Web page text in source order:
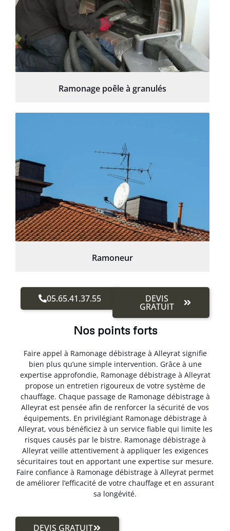
Ramonage poêle à granulés
Ramoneur
05.65.41.37.55 DEVIS
GRATUIT
Nos points forts
Faire appel à Ramonage débistrage à Alleyrat signifie
bien plus qu’une simple intervention. Grâce à une
expertise approfondie, Ramonage débistrage à Alleyrat
propose un entretien rigoureux de votre système de
chauffage. Chaque passage de Ramonage débistrage à
Alleyrat est pensée afin de renforcer la sécurité de vos
équipements. En privilégiant Ramonage débistrage à
Alleyrat, vous bénéficiez à un service fiable qui limite les
risques causés par le bistre. Ramonage débistrage à
Alleyrat veille attentivement à appliquer les exigences
sécuritaires tout en apportant une expertise sur mesure.
Faire confiance à Ramonage débistrage à Alleyrat permet
de améliorer l’efficacité de votre chauffage et en assurant
sa longévité.
DEVIS GRATUIT